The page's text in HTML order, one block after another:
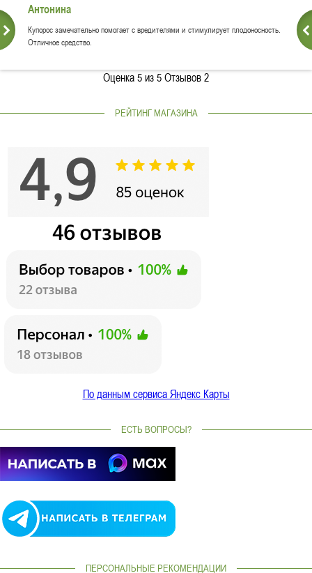
Антонина
Купорос замечательно помогает с вредителями и стимулирует плодоносность.
Отличное средство.
Оценка5из 5 Отзывов2
РЕЙТИНГ МАГАЗИНА
По данным сервиса Яндекс Карты
ЕСТЬ ВОПРОСЫ?
ПЕРСОНАЛЬНЫЕ РЕКОМЕНДАЦИИ